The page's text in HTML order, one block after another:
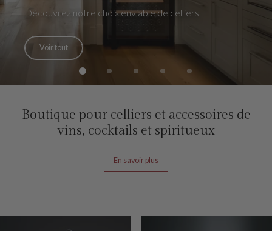
Découvrez notre choix enviable de celliers
Voir tout
Boutique pour celliers et accessoires de
vins, cocktails et spiritueux
En savoir plus
En savoir plus